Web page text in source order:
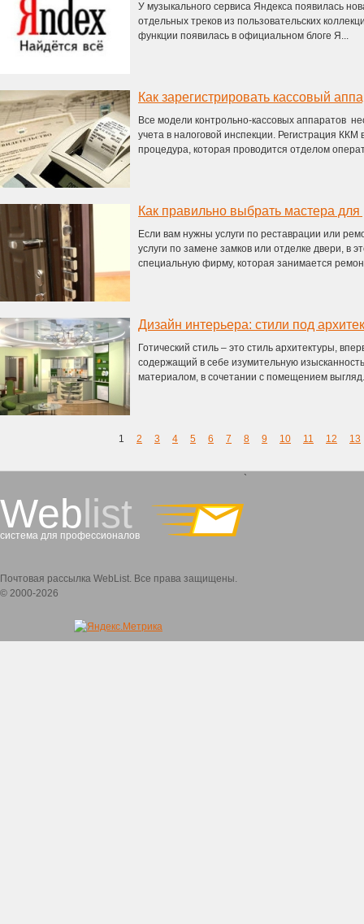
У музыкального сервиса Яндекса появилась
отдельных треков из пользовательских
функции появилась в официальном блоге Я...
Как зарегистрировать кассовый
Все модели контрольно-кассовых аппаратов
учета в налоговой инспекции. Регистрация
процедура, которая проводится отделом
Как правильно выбрать мастера
Если вам нужны услуги по реставрации или
услуги по замене замков или отделке двери, в
специальную фирму, которая занимается
Дизайн интерьера: стили под
Готический стиль – это стиль архитектуры,
содержащий в себе изумительную
материалом, в сочетании с помещением
1 2 3 4 5 6 7 8 9 10 11 12 13
Weblist
система для профессионалов
`
Почтовая рассылка WebList. Все права защищены.
© 2000-2026